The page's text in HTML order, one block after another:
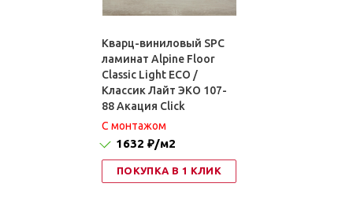
Кварц-виниловый SPC
ламинат Alpine Floor
Classic Light ЕСО /
Классик Лайт ЭКО 107-
88 Акация Click
C монтажом
1632 ₽/м2
ПОКУПКА В 1 КЛИК